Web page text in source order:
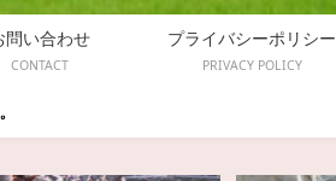
問い合わせ
CONTACT
プライバシーポリシー
PRIVACY POLICY